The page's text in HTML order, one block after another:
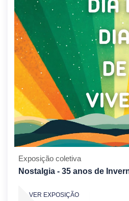
Exposição coletiva
Nostalgia - 35 anos de
VER EXPOSIÇÃO